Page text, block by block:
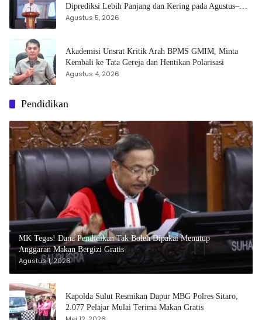
Diprediksi Lebih Panjang dan Kering pada Agustus–
September
Agustus 5, 2026
Akademisi Unsrat Kritik Arah BPMS GMIM, Minta
Kembali ke Tata Gereja dan Hentikan Polarisasi
Agustus 4, 2026
Pendidikan
MK Tegas! Dana Pendidikan Tak Boleh Dipakai Menutup
Anggaran Makan Bergizi Gratis
Agustus 1, 2026
Kapolda Sulut Resmikan Dapur MBG Polres Sitaro,
2.077 Pelajar Mulai Terima Makan Gratis